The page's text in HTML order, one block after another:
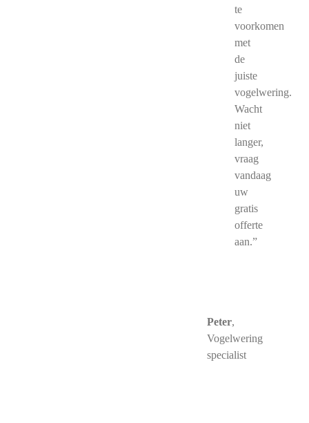
te
voorkomen
met
de
juiste
vogelwering.
Wacht
niet
langer,
vraag
vandaag
uw
gratis
offerte
aan.”
Peter,
Vogelwering
specialist